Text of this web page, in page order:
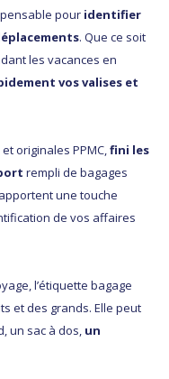
pour identifier
. Que ce soit
les vacances en
vos valises et
originales PPMC,fini les
rempli de bagages
une touche
de vos affaires
l’étiquette bagage
et des grands. Elle peut
un sac à dos, un